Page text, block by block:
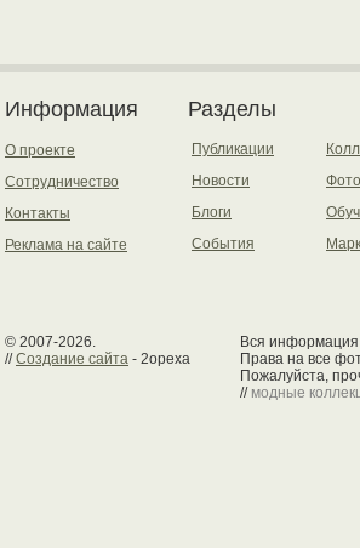
Информация
О проекте
Сотрудничество
Контакты
Реклама на сайте
Разделы
Публикации
Новости
Блоги
События
© 2007-2026.
//Создание сайта - 2opexa
Вся информация
Права на все
Пожалуйста,
// модные